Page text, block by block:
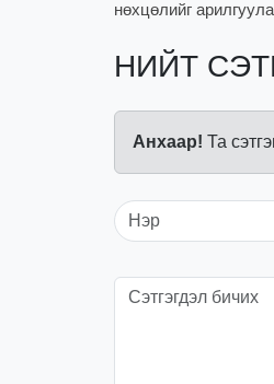
нөхцөлийг
НИЙТ
Анхаар! Та